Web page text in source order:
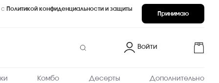
Принимаю
с Политикой конфиденциальности и защиты
Войти
Комбо Десерты Дополнительно